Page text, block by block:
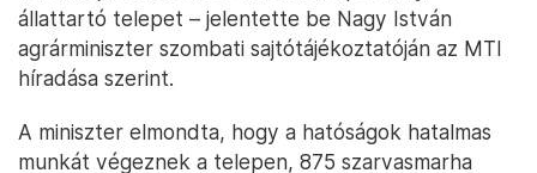
állattartó telepet – jelentette be Nagy István
agrárminiszter szombati sajtótájékoztatóján az MTI
híradása szerint.
A miniszter elmondta, hogy a hatóságok hatalmas
munkát végeznek a telepen, 875 szarvasmarha